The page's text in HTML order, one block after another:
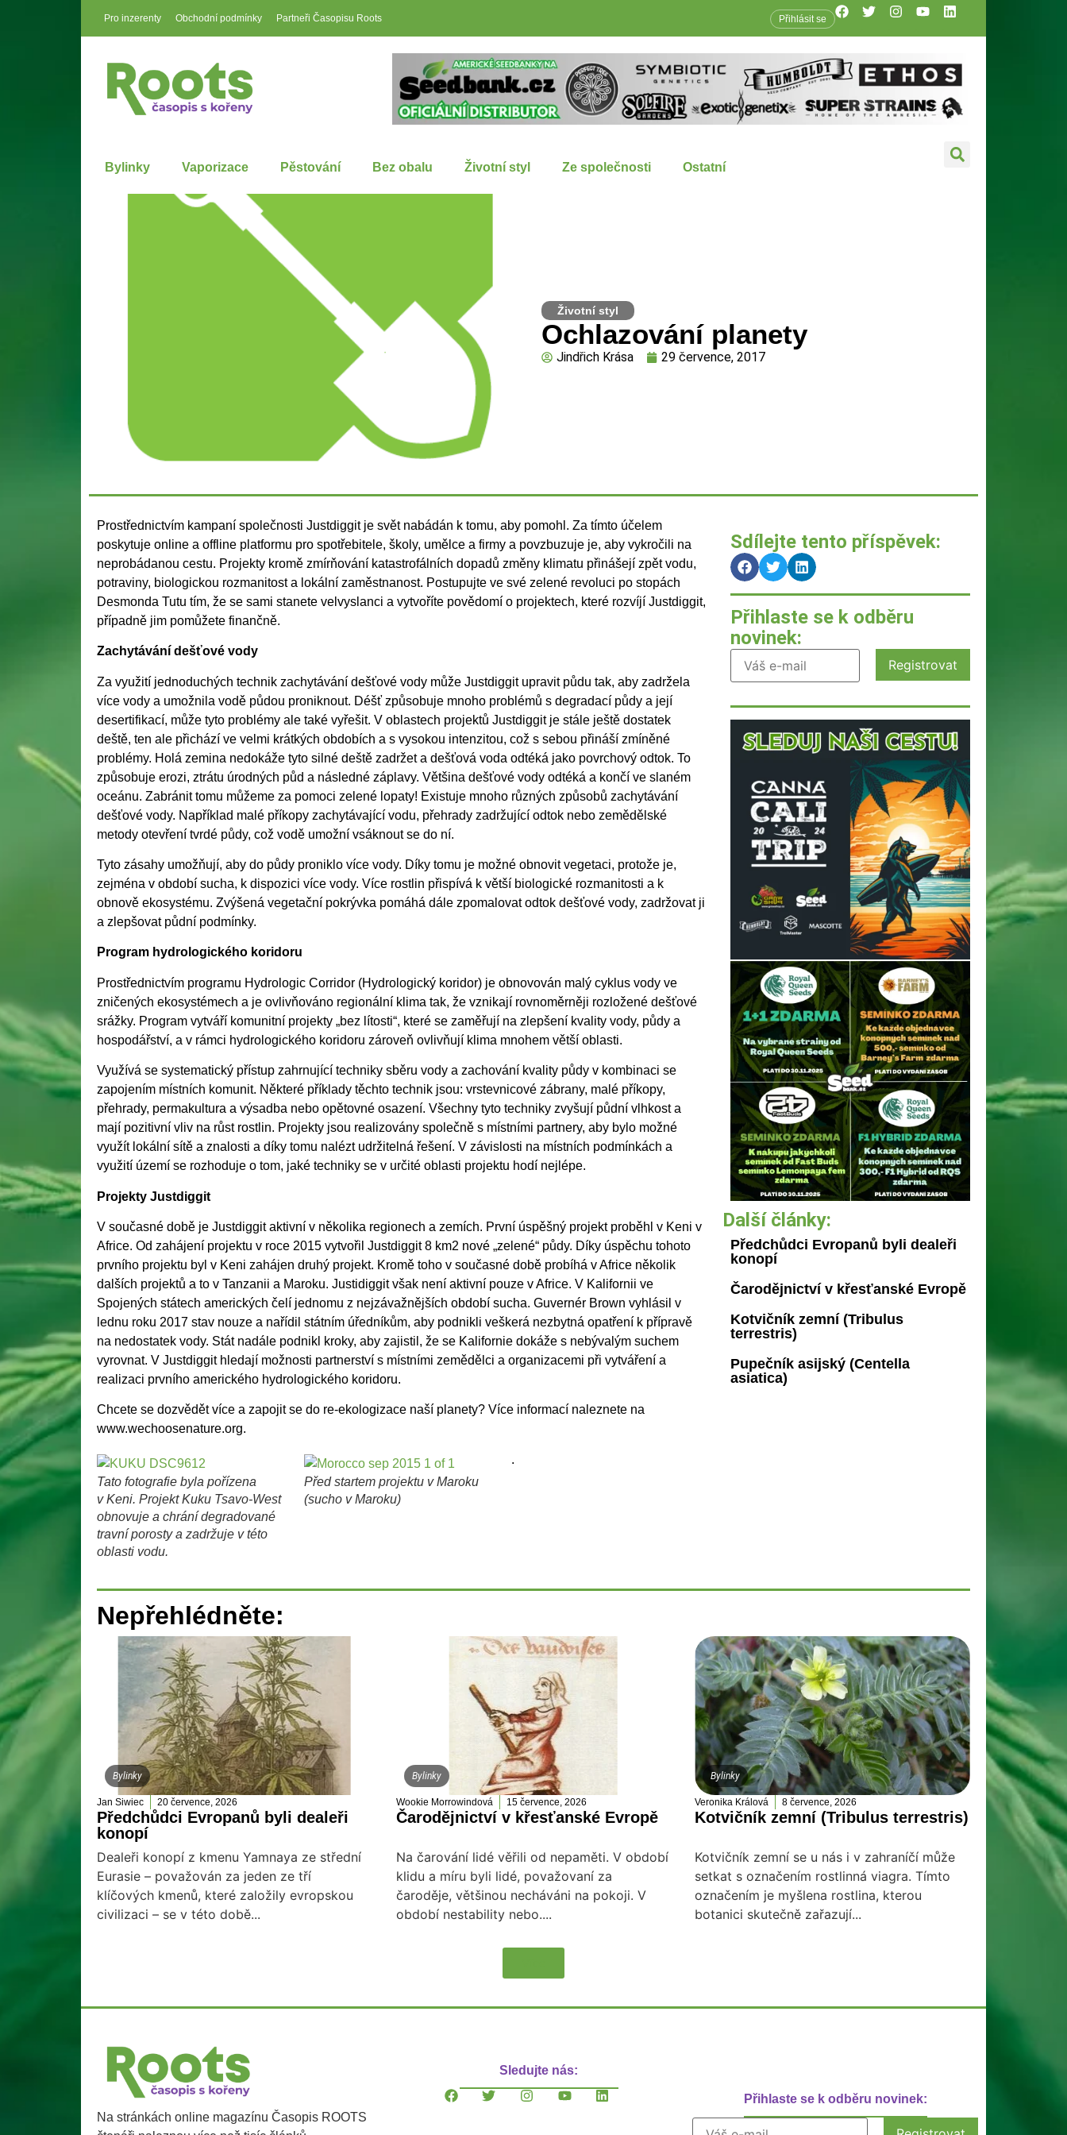
Pro inzerenty Obchodní podmínky Partneři Časopisu Roots Přihlásit se
Bylinky Vaporizace Pěstování Bez obalu Životní styl Ze společnosti Ostatní
Životní styl
Ochlazování planety
Jindřich Krása 29 července, 2017
Prostřednictvím kampaní společnosti Justdiggit je svět nabádán k tomu, aby pomohl. Za tímto účelem
poskytuje online a offline platformu pro spotřebitele, školy, umělce a firmy a povzbuzuje je, aby vykročili na
neprobádanou cestu. Projekty kromě zmírňování katastrofálních dopadů změny klimatu přinášejí zpět vodu,
potraviny, biologickou rozmanitost a lokální zaměstnanost. Postupujte ve své zelené revoluci po stopách
Desmonda Tutu tím, že se sami stanete velvyslanci a vytvoříte povědomí o projektech, které rozvíjí Justdiggit,
případně jim pomůžete finančně.
Zachytávání dešťové vody
Za využití jednoduchých technik zachytávání dešťové vody může Justdiggit upravit půdu tak, aby zadržela
více vody a umožnila vodě půdou proniknout. Déšť způsobuje mnoho problémů s degradací půdy a její
desertifikací, může tyto problémy ale také vyřešit. V oblastech projektů Justdiggit je stále ještě dostatek
deště, ten ale přichází ve velmi krátkých obdobích a s vysokou intenzitou, což s sebou přináší zmíněné
problémy. Holá zemina nedokáže tyto silné deště zadržet a dešťová voda odtéká jako povrchový odtok. To
způsobuje erozi, ztrátu úrodných půd a následné záplavy. Většina dešťové vody odtéká a končí ve slaném
oceánu. Zabránit tomu můžeme za pomoci zelené lopaty! Existuje mnoho různých způsobů zachytávání
dešťové vody. Například malé příkopy zachytávající vodu, přehrady zadržující odtok nebo zemědělské
metody otevření tvrdé půdy, což vodě umožní vsáknout se do ní.
Tyto zásahy umožňují, aby do půdy proniklo více vody. Díky tomu je možné obnovit vegetaci, protože je,
zejména v období sucha, k dispozici více vody. Více rostlin přispívá k větší biologické rozmanitosti a k
obnově ekosystému. Zvýšená vegetační pokrývka pomáhá dále zpomalovat odtok dešťové vody, zadržovat ji
a zlepšovat půdní podmínky.
Program hydrologického koridoru
Prostřednictvím programu Hydrologic Corridor (Hydrologický koridor) je obnovován malý cyklus vody ve
zničených ekosystémech a je ovlivňováno regionální klima tak, že vznikají rovnoměrněji rozložené dešťové
srážky. Program vytváří komunitní projekty „bez lítosti“, které se zaměřují na zlepšení kvality vody, půdy a
hospodářství, a v rámci hydrologického koridoru zároveň ovlivňují klima mnohem větší oblasti.
Využívá se systematický přístup zahrnující techniky sběru vody a zachování kvality půdy v kombinaci se
zapojením místních komunit. Některé příklady těchto technik jsou: vrstevnicové zábrany, malé příkopy,
přehrady, permakultura a výsadba nebo opětovné osazení. Všechny tyto techniky zvyšují půdní vlhkost a
mají pozitivní vliv na růst rostlin. Projekty jsou realizovány společně s místními partnery, aby bylo možné
využít lokální sítě a znalosti a díky tomu nalézt udržitelná řešení. V závislosti na místních podmínkách a
využití území se rozhoduje o tom, jaké techniky se v určité oblasti projektu hodí nejlépe.
Projekty Justdiggit
V současné době je Justdiggit aktivní v několika regionech a zemích. První úspěšný projekt proběhl v Keni v
Africe. Od zahájení projektu v roce 2015 vytvořil Justdiggit 8 km2 nové „zelené“ půdy. Díky úspěchu tohoto
prvního projektu byl v Keni zahájen druhý projekt. Kromě toho v současné době probíhá v Africe několik
dalších projektů a to v Tanzanii a Maroku. Justidiggit však není aktivní pouze v Africe. V Kalifornii ve
Spojených státech amerických čelí jednomu z nejzávažnějších období sucha. Guvernér Brown vyhlásil v
lednu roku 2017 stav nouze a nařídil státním úředníkům, aby podnikli veškerá nezbytná opatření k přípravě
na nedostatek vody. Stát nadále podnikl kroky, aby zajistil, že se Kalifornie dokáže s nebývalým suchem
vyrovnat. V Justdiggit hledají možnosti partnerství s místními zemědělci a organizacemi při vytváření a
realizaci prvního amerického hydrologického koridoru.
Chcete se dozvědět více a zapojit se do re-ekologizace naší planety? Více informací naleznete na
www.wechoosenature.org.
Tato fotografie byla pořízena
v Keni. Projekt Kuku Tsavo-West
obnovuje a chrání degradované
travní porosty a zadržuje v této
oblasti vodu.
Před startem projektu v Maroku
(sucho v Maroku)
.
Sdílejte tento příspěvek:
Přihlaste se k odběru
novinek:
Další články:
Předchůdci Evropanů byli dealeři
konopí
Čarodějnictví v křesťanské Evropě
Kotvičník zemní (Tribulus
terrestris)
Pupečník asijský (Centella
asiatica)
Nepřehlédněte:
Bylinky
Jan Siwiec 20 července, 2026
Předchůdci Evropanů byli dealeři
konopí
Dealeři konopí z kmenu Yamnaya ze střední
Eurasie – považován za jeden ze tří
klíčových kmenů, které založily evropskou
civilizaci – se v této době...
Bylinky
Wookie Morrowindová 15 července, 2026
Čarodějnictví v křesťanské Evropě
Na čarování lidé věřili od nepaměti. V období
klidu a míru byli lidé, považovaní za
čaroděje, většinou necháváni na pokoji. V
období nestability nebo....
Bylinky
Veronika Králová 8 července, 2026
Kotvičník zemní (Tribulus terrestris)
Kotvičník zemní se u nás i v zahraníčí může
setkat s označením rostlinná viagra. Tímto
označením je myšlena rostlina, kterou
botanici skutečně zařazují...
Na stránkách online magazínu Časopis ROOTS
Sledujte nás:
Přihlaste se k odběru novinek: